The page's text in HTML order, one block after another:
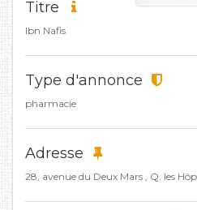
Titre
Ibn Nafis
Type d'annonce
pharmacie
Adresse
28, avenue du Deux Mars , Q. les